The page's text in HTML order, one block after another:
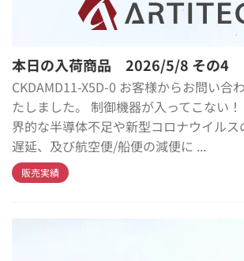
本日の入荷商品 2026/5/8 その4
CKDAMD11-X5D-0 お客様からお問い合
たしました。 制御機器が入ってこない
界的な半導体不足や新型コロナウイル
遅延、及び航空便/船便の減便に ...
販売実績